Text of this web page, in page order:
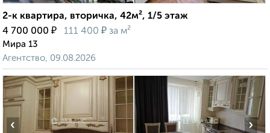
2-к квартира, вторичка, 42м², 1/5 этаж
4 700 000 ₽ 111 400 ₽ за м²
Мира 13
Агентство, 09.08.2026
‹ ›